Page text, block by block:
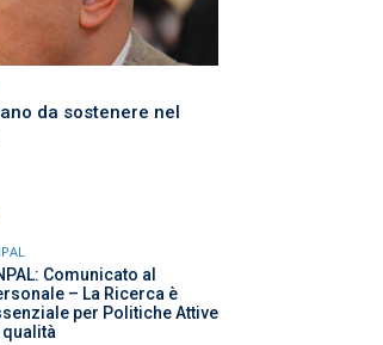
da sostenere nel
Comunicato al
– La Ricerca è
per Politiche Attive
qualità